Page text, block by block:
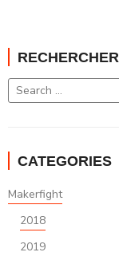
RECHERCHER
CATEGORIES
Makerfight
2018
2019